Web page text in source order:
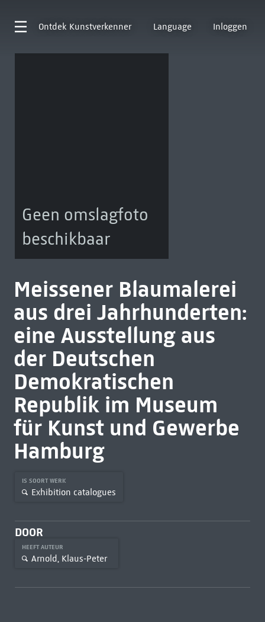
Ontdek Kunstverkenner Language Inloggen
Geen omslagfoto
beschikbaar
Meissener Blaumalerei
aus drei Jahrhunderten:
eine Ausstellung aus
der Deutschen
Demokratischen
Republik im Museum
für Kunst und Gewerbe
Hamburg
IS SOORT WERK
Exhibition catalogues
DOOR
HEEFT AUTEUR
Arnold, Klaus-Peter